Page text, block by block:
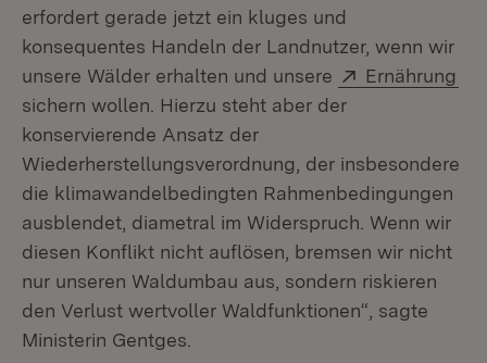
erfordert gerade jetzt ein kluges und
konsequentes Handeln der Landnutzer, wenn wir
unsere Wälder erhalten und unsere
Extern:
Ernährung
sichern wollen. Hierzu steht aber der
konservierende Ansatz der
Wiederherstellungsverordnung, der insbesondere
die klimawandelbedingten Rahmenbedingungen
ausblendet, diametral im Widerspruch. Wenn wir
diesen Konflikt nicht auflösen, bremsen wir nicht
nur unseren Waldumbau aus, sondern riskieren
den Verlust wertvoller Waldfunktionen“, sagte
Ministerin Gentges.